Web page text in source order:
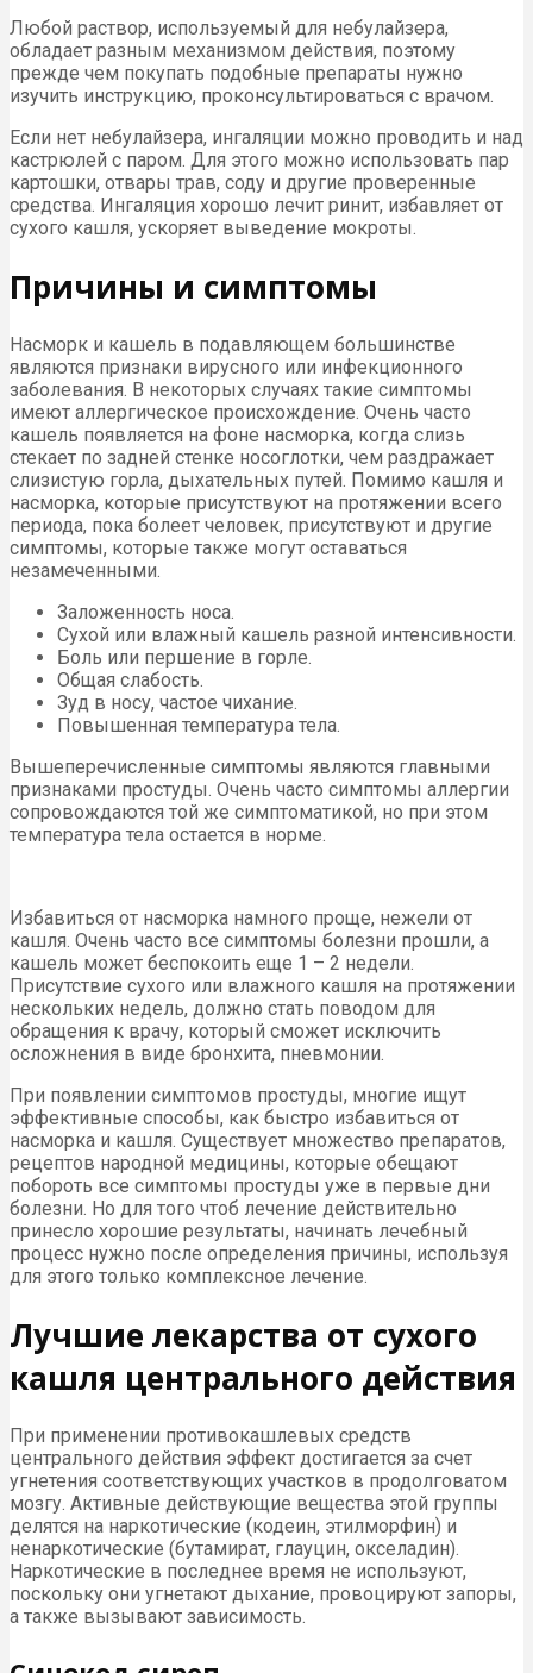
Любой раствор, используемый для небулайзера,
обладает разным механизмом действия, поэтому
прежде чем покупать подобные препараты нужно
изучить инструкцию, проконсультироваться с врачом.
Если нет небулайзера, ингаляции можно проводить и над
кастрюлей с паром. Для этого можно использовать пар
картошки, отвары трав, соду и другие проверенные
средства. Ингаляция хорошо лечит ринит, избавляет от
сухого кашля, ускоряет выведение мокроты.
Причины и симптомы
Насморк и кашель в подавляющем большинстве
являются признаки вирусного или инфекционного
заболевания. В некоторых случаях такие симптомы
имеют аллергическое происхождение. Очень часто
кашель появляется на фоне насморка, когда слизь
стекает по задней стенке носоглотки, чем раздражает
слизистую горла, дыхательных путей. Помимо кашля и
насморка, которые присутствуют на протяжении всего
периода, пока болеет человек, присутствуют и другие
симптомы, которые также могут оставаться
незамеченными.
Заложенность носа.
Сухой или влажный кашель разной интенсивности.
Боль или першение в горле.
Общая слабость.
Зуд в носу, частое чихание.
Повышенная температура тела.
Вышеперечисленные симптомы являются главными
признаками простуды. Очень часто симптомы аллергии
сопровождаются той же симптоматикой, но при этом
температура тела остается в норме.
Избавиться от насморка намного проще, нежели от
кашля. Очень часто все симптомы болезни прошли, а
кашель может беспокоить еще 1 – 2 недели.
Присутствие сухого или влажного кашля на протяжении
нескольких недель, должно стать поводом для
обращения к врачу, который сможет исключить
осложнения в виде бронхита, пневмонии.
При появлении симптомов простуды, многие ищут
эффективные способы, как быстро избавиться от
насморка и кашля. Существует множество препаратов,
рецептов народной медицины, которые обещают
побороть все симптомы простуды уже в первые дни
болезни. Но для того чтоб лечение действительно
принесло хорошие результаты, начинать лечебный
процесс нужно после определения причины, используя
для этого только комплексное лечение.
Лучшие лекарства от сухого
кашля центрального действия
При применении противокашлевых средств
центрального действия эффект достигается за счет
угнетения соответствующих участков в продолговатом
мозгу. Активные действующие вещества этой группы
делятся на наркотические (кодеин, этилморфин) и
ненаркотические (бутамират, глауцин, окселадин).
Наркотические в последнее время не используют,
поскольку они угнетают дыхание, провоцируют запоры,
а также вызывают зависимость.